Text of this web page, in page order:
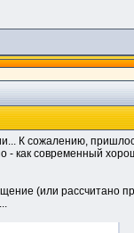
К сожалению,
- как современный
(или рассчитано